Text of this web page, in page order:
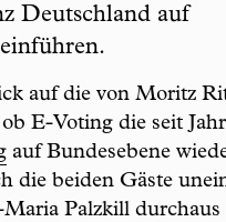
Deutschland auf
auf die von Moritz
E-Voting die seit
auf Bundesebene
die beiden Gäste
Palzkill durchaus